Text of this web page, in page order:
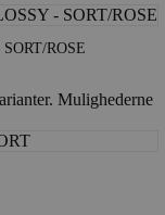
ROSE
Mulighederne